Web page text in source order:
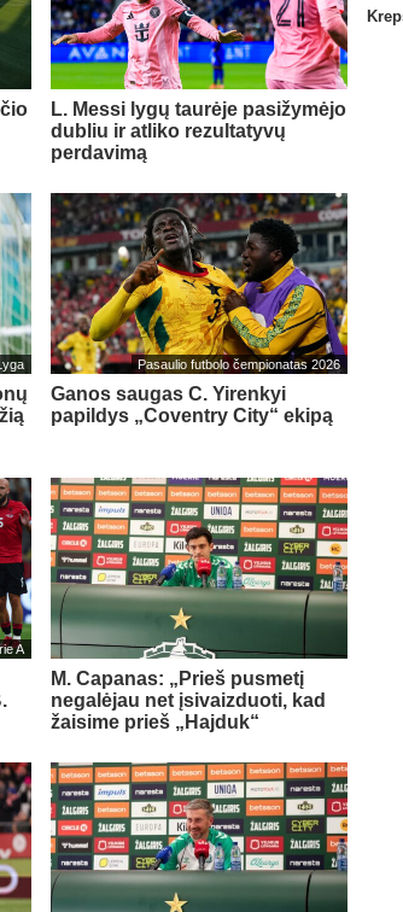
L. Messi lygų taurėje pasižymėjo
dubliu ir atliko rezultatyvų
perdavimą
Pasaulio futbolo čempionatas 2026
Ganos saugas C. Yirenkyi
papildys „Coventry City“ ekipą
A
M. Capanas: „Prieš pusmetį
negalėjau net įsivaizduoti, kad
žaisime prieš „Hajduk“